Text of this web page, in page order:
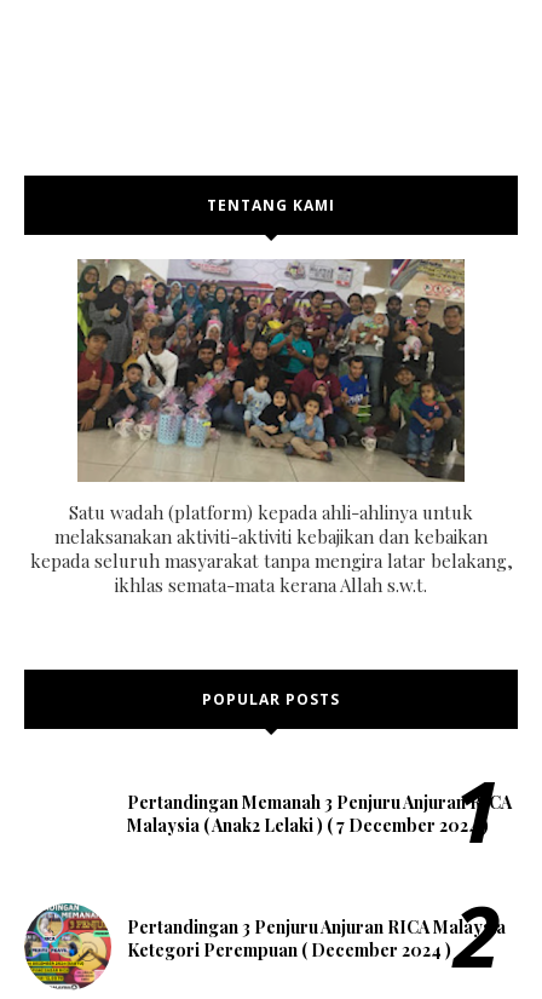
TENTANG KAMI
Satu wadah (platform) kepada ahli-ahlinya untuk
melaksanakan aktiviti-aktiviti kebajikan dan kebaikan
kepada seluruh masyarakat tanpa mengira latar belakang,
ikhlas semata-mata kerana Allah s.w.t.
POPULAR POSTS
Pertandingan Memanah 3 Penjuru Anjuran RICA
Malaysia ( Anak2 Lelaki ) ( 7 December 2024 )
Pertandingan 3 Penjuru Anjuran RICA Malaysia
Ketegori Perempuan ( December 2024 )